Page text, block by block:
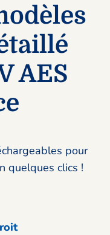
AES
pour
quelques clics !